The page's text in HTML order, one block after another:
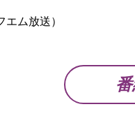
ム放送）